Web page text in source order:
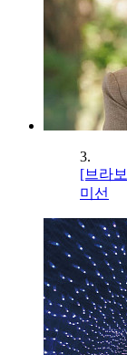
3.
[브라
미선